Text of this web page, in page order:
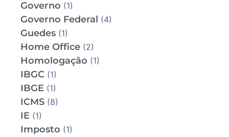
Governo (1)
Governo Federal (4)
Guedes (1)
Home Office (2)
Homologação (1)
IBGC (1)
IBGE (1)
ICMS (8)
IE (1)
Imposto (1)